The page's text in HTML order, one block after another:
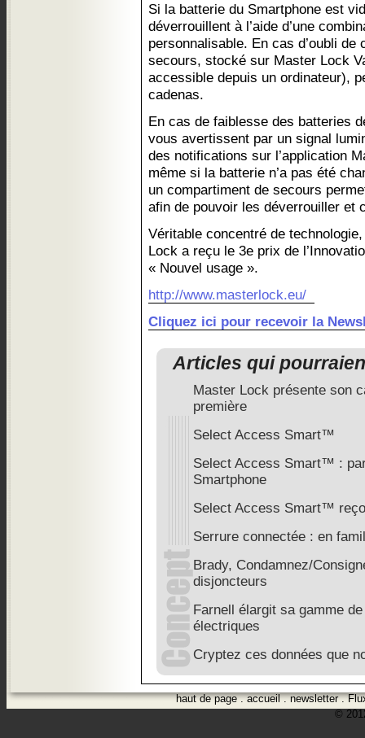
Si la batterie du Smartphone est
déverrouillent à l’aide d’une
personnalisable. En cas d’oubli
secours, stocké sur Master Lock
accessible depuis un ordinateur),
cadenas.
En cas de faiblesse des batteries
vous avertissent par un signal
des notifications sur l’application
même si la batterie n’a pas été
un compartiment de secours
afin de pouvoir les déverrouiller et
Véritable concentré de
Lock a reçu le 3e prix de
« Nouvel usage ».
http://www.masterlock.eu/
Cliquez ici pour recevoir la
Articles qui
Master Lock présente son
première
Select Access Smart™
Select Access Smart™ :
Smartphone
Select Access Smart™
Serrure connectée : en
Brady, Condamnez/
disjoncteurs
Farnell élargit sa gamme
électriques
Cryptez ces données que
haut de page.accueil.newsletter.
©